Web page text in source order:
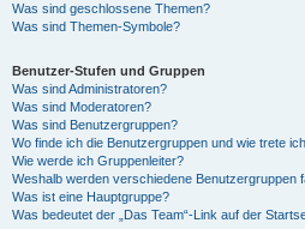
Was sind geschlossene Themen?
Was sind Themen-Symbole?
Benutzer-Stufen und Gruppen
Was sind Administratoren?
Was sind Moderatoren?
Was sind Benutzergruppen?
Wo finde ich die Benutzergruppen und wie trete
Wie werde ich Gruppenleiter?
Weshalb werden verschiedene Benutzergruppen
Was ist eine Hauptgruppe?
Was bedeutet der „Das Team“-Link auf der